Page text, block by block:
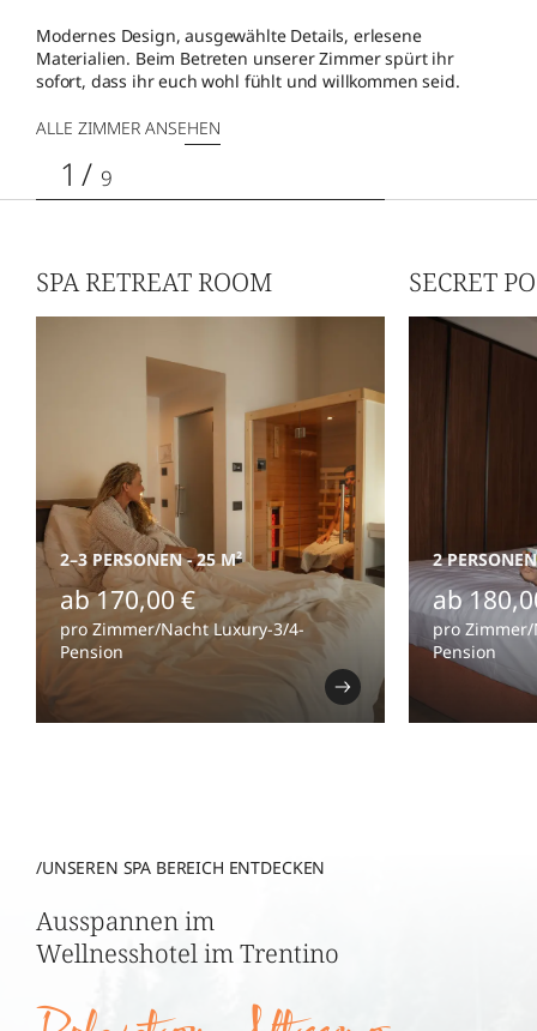
Modernes Design, ausgewählte Details, erlesene
Materialien. Beim Betreten unserer Zimmer spürt ihr
sofort, dass ihr euch wohl fühlt und willkommen seid.
ALLE ZIMMER ANSEHEN
SPA RETREAT ROOM
2–3 PERSONEN-25 M²
ab 170,00 €
pro Zimmer/Nacht Luxury-3/4-
Pension
SECRET
2 PERSONEN
ab
pro
Pension
1 / 9
/UNSEREN SPA BEREICH ENTDECKEN
Ausspannen im
Wellnesshotel im Trentino